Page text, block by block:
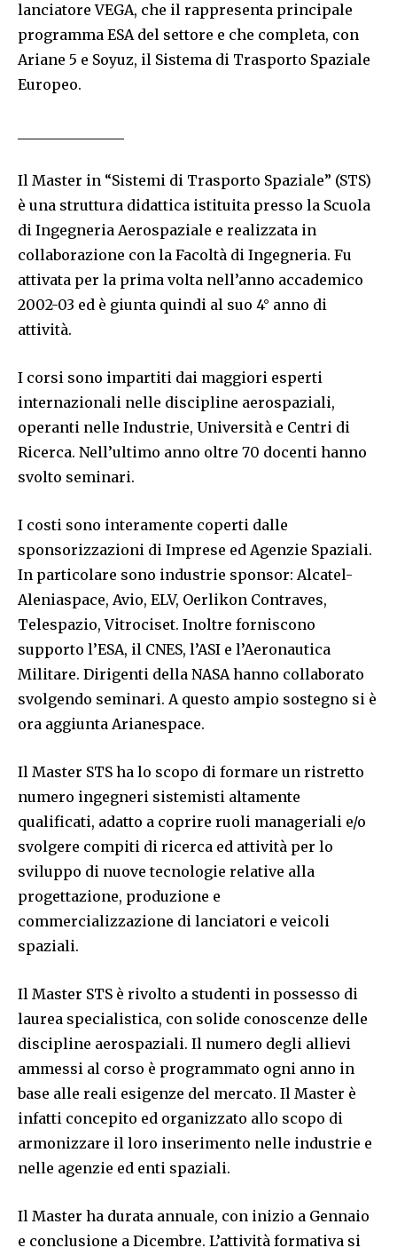
lanciatore VEGA, che il rappresenta principale
programma ESA del settore e che completa, con
Ariane 5 e Soyuz, il Sistema di Trasporto Spaziale
Europeo.
Il Master in “Sistemi di Trasporto Spaziale” (STS)
è una struttura didattica istituita presso la Scuola
di Ingegneria Aerospaziale e realizzata in
collaborazione con la Facoltà di Ingegneria. Fu
attivata per la prima volta nell’anno accademico
2002-03 ed è giunta quindi al suo 4° anno di
attività.
I corsi sono impartiti dai maggiori esperti
internazionali nelle discipline aerospaziali,
operanti nelle Industrie, Università e Centri di
Ricerca. Nell’ultimo anno oltre 70 docenti hanno
svolto seminari.
I costi sono interamente coperti dalle
sponsorizzazioni di Imprese ed Agenzie Spaziali.
In particolare sono industrie sponsor: Alcatel-
Aleniaspace, Avio, ELV, Oerlikon Contraves,
Telespazio, Vitrociset. Inoltre forniscono
supporto l’ESA, il CNES, l’ASI e l’Aeronautica
Militare. Dirigenti della NASA hanno collaborato
svolgendo seminari. A questo ampio sostegno si è
ora aggiunta Arianespace.
Il Master STS ha lo scopo di formare un ristretto
numero ingegneri sistemisti altamente
qualificati, adatto a coprire ruoli manageriali e/o
svolgere compiti di ricerca ed attività per lo
sviluppo di nuove tecnologie relative alla
progettazione, produzione e
commercializzazione di lanciatori e veicoli
spaziali.
Il Master STS è rivolto a studenti in possesso di
laurea specialistica, con solide conoscenze delle
discipline aerospaziali. Il numero degli allievi
ammessi al corso è programmato ogni anno in
base alle reali esigenze del mercato. Il Master è
infatti concepito ed organizzato allo scopo di
armonizzare il loro inserimento nelle industrie e
nelle agenzie ed enti spaziali.
Il Master ha durata annuale, con inizio a Gennaio
e conclusione a Dicembre. L’attività formativa si